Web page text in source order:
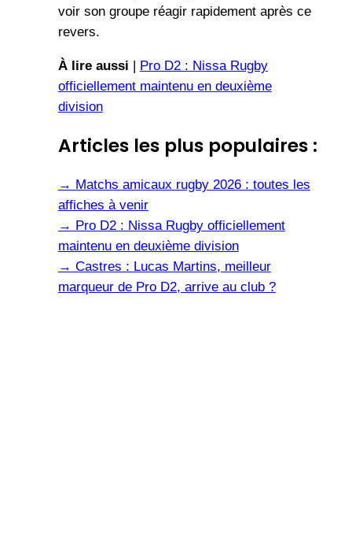
voir son groupe réagir rapidement après ce
revers.
À lire aussi
Pro D2 : Nissa Rugby
officiellement maintenu en deuxième
division
Articles les plus populaires :
→ Matchs amicaux rugby 2026 : toutes les
affiches à venir
→ Pro D2 : Nissa Rugby officiellement
maintenu en deuxième division
→ Castres : Lucas Martins, meilleur
marqueur de Pro D2, arrive au club ?